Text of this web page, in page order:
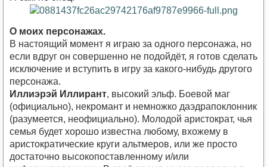
О моих персонажах.
В настоящий момент я играю за одного персонажа, но
если вдруг он совершенно не подойдёт, я готов сделать
исключение и вступить в игру за какого-нибудь другого
персонажа.
Иллиэрэй Иллирант, высокий эльф. Боевой маг
(официально), некромант и немножко даэдрапоклонник
(разумеется, неофициально). Молодой аристократ, чья
семья будет хорошо известна любому, вхожему в
аристократические круги альтмеров, или же просто
достаточно высокопоставленному и/или